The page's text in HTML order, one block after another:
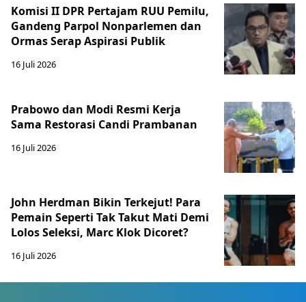
Komisi II DPR Pertajam RUU Pemilu,
Gandeng Parpol Nonparlemen dan
Ormas Serap Aspirasi Publik
16 Juli 2026
Prabowo dan Modi Resmi Kerja
Sama Restorasi Candi Prambanan
16 Juli 2026
John Herdman Bikin Terkejut! Para
Pemain Seperti Tak Takut Mati Demi
Lolos Seleksi, Marc Klok Dicoret?
16 Juli 2026